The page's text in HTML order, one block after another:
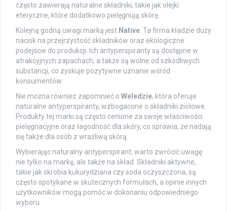
często zawierają naturalne składniki, takie jak olejki
eteryczne, które dodatkowo pielęgnują skórę.
Kolejną godną uwagi marką jest Native . Ta firma kładzie duży
nacisk na przejrzystość składników oraz ekologiczne
podejście do produkcji. Ich antyperspiranty są dostępne w
atrakcyjnych zapachach, a także są wolne od szkodliwych
substancji, co zyskuje pozytywne uznanie wśród
konsumentów.
Nie można również zapomnieć o Weledzie, która oferuje
naturalne antyperspiranty, wzbogacone o składniki ziołowe.
Produkty tej marki są często cenione za swoje właściwości
pielęgnacyjne oraz łagodność dla skóry, co sprawia, że nadają
się także dla osób z wrażliwą skórą.
Wybierając naturalny antyperspirant, warto zwrócić uwagę
nie tylko na markę, ale także na skład. Składniki aktywne,
takie jak skrobia kukurydziana czy soda oczyszczona, są
często spotykane w skutecznych formułach, a opinie innych
użytkowników mogą pomóc w dokonaniu odpowiedniego
wyboru.